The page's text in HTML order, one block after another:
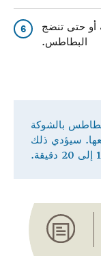
6
ويخبز لمدة 1 ساعة أو حتى تنضج
البطاطس.
بالشوكة
قبل تقطيعها. سيؤدي ذلك